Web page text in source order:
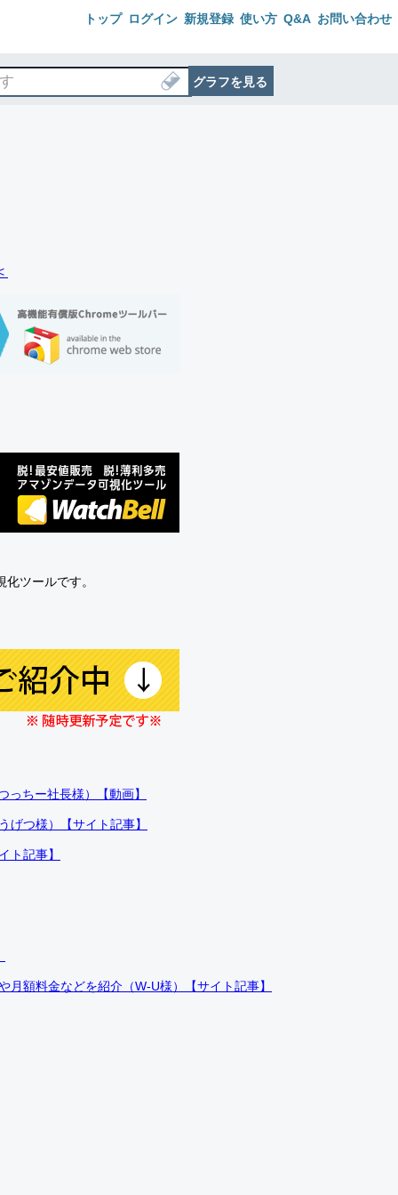
トップ ログイン 新規登録 使い方 Q&A お問い合わせ
グラフを見る
ツールです。
ちー社長様）【動画】
げつ様）【サイト記事】
ト記事】
額料金などを紹介（W-U様）【サイト記事】